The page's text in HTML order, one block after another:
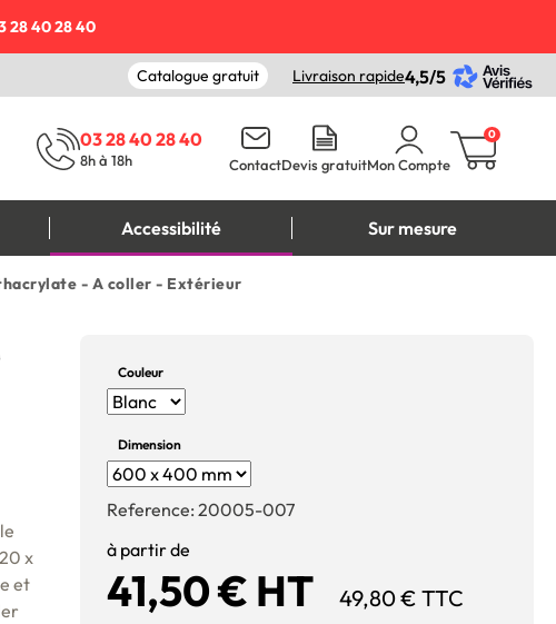
28 40 28 40
Catalogue gratuit Livraison rapide4,5/5
03 28 40 28 40
8h à 18h ContactDevis gratuitMon Compte
0
Accessibilité Sur mesure
- A coller - Extérieur
x
et
Couleur
Dimension
Reference: 20005-007
à partir de
41,50 € HT 49,80 € TTC